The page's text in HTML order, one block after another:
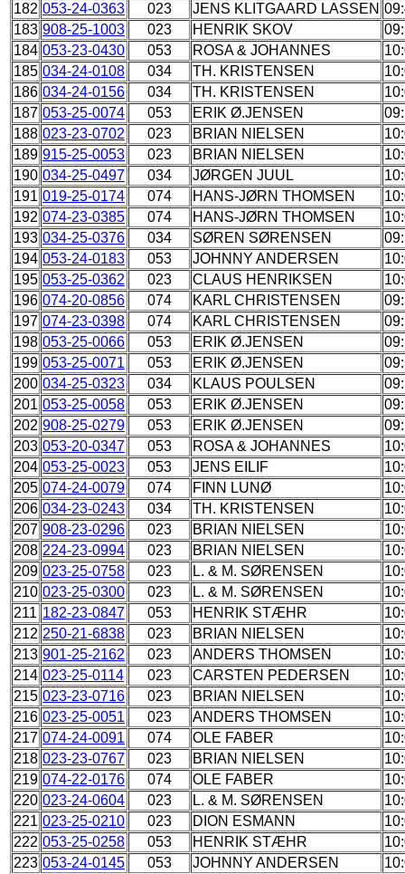
182 053-24-0363 023 JENS KLITGAARD LASSEN
183 908-25-1003 023 HENRIK SKOV
184 053-23-0430 053 ROSA & JOHANNES
185 034-24-0108 034 TH. KRISTENSEN
186 034-24-0156 034 TH. KRISTENSEN
187 053-25-0074 053 ERIK Ø.JENSEN
188 023-23-0702 023 BRIAN NIELSEN
189 915-25-0053 023 BRIAN NIELSEN
190 034-25-0497 034 JØRGEN JUUL
191 019-25-0174 074 HANS-JØRN THOMSEN
192 074-23-0385 074 HANS-JØRN THOMSEN
193 034-25-0376 034 SØREN SØRENSEN
194 053-24-0183 053 JOHNNY ANDERSEN
195 053-25-0362 023 CLAUS HENRIKSEN
196 074-20-0856 074 KARL CHRISTENSEN
197 074-23-0398 074 KARL CHRISTENSEN
198 053-25-0066 053 ERIK Ø.JENSEN
199 053-25-0071 053 ERIK Ø.JENSEN
200 034-25-0323 034 KLAUS POULSEN
201 053-25-0058 053 ERIK Ø.JENSEN
202 908-25-0279 053 ERIK Ø.JENSEN
203 053-20-0347 053 ROSA & JOHANNES
204 053-25-0023 053 JENS EILIF
205 074-24-0079 074 FINN LUNØ
206 034-23-0243 034 TH. KRISTENSEN
207 908-23-0296 023 BRIAN NIELSEN
208 224-23-0994 023 BRIAN NIELSEN
209 023-25-0758 023 L. & M. SØRENSEN
210 023-25-0300 023 L. & M. SØRENSEN
211 182-23-0847 053 HENRIK STÆHR
212 250-21-6838 023 BRIAN NIELSEN
213 901-25-2162 023 ANDERS THOMSEN
214 023-25-0114 023 CARSTEN PEDERSEN
215 023-23-0716 023 BRIAN NIELSEN
216 023-25-0051 023 ANDERS THOMSEN
217 074-24-0091 074 OLE FABER
218 023-23-0767 023 BRIAN NIELSEN
219 074-22-0176 074 OLE FABER
220 023-24-0604 023 L. & M. SØRENSEN
221 023-25-0210 023 DION ESMANN
222 053-25-0258 053 HENRIK STÆHR
223 053-24-0145 053 JOHNNY ANDERSEN